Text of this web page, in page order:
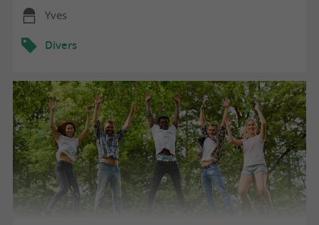
Yves
Divers